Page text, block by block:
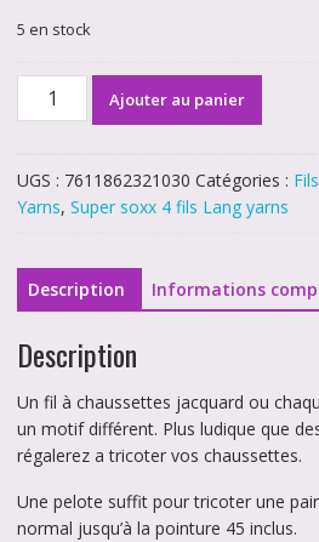
5 en stock
quantité
Color
4
0415
Ajouter au panier
UGS : 7611862321030 Catégories :
Yarns, Super soxx 4 fils Lang yarns
Description Informations
Description
Un fil à chaussettes jacquard ou
un motif différent. Plus ludique que
régalerez a tricoter vos chaussettes.
Une pelote suffit pour tricoter une
normal jusqu’à la pointure 45 inclus.